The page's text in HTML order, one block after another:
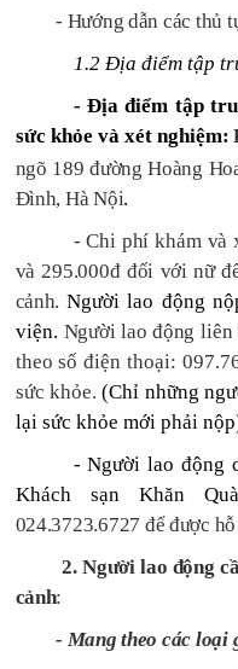
- Hướng dẫn các thủ
1.2 Địa điểm tập
- Địa điểm tập
sức khỏe và xét nghiệm:
ngõ 189 đường Hoàng
Đình, Hà Nội.
- Chi phí khám và
và 295.000đ đối với nữ
cảnh.Người lao động
viện. Người lao độngliên
theo số điện thoại:
sức khỏe. (Chỉ những
lại sức khỏe mới phải
- Người lao động
Khách sạn Khăn
024.3723.6727 để được
2. Người lao động
cảnh:
- Mang theo các loại